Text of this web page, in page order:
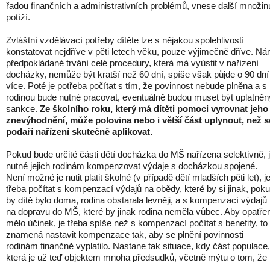
řadou finančních a administrativních problémů, vnese další
potíží.
Zvláštní vzdělávací potřeby dítěte lze s nějakou spolehlivostí
konstatovat nejdříve v pěti letech věku, pouze výjimečně dříve.
předpokládané trvání celé procedury, která má vyústit v nařízení
docházky, nemůže být kratší než 60 dní, spíše však půjde o 90
více. Poté je potřeba počítat s tím, že povinnost nebude plněna a s
rodinou bude nutné pracovat, eventuálně budou muset být
sankce. Ze školního roku, který má dítěti pomoci vyrovnat jeho
znevýhodnění, může polovina nebo i větší část uplynout, než
podaří nařízení skutečně aplikovat.
Pokud bude určité části dětí docházka do MŠ nařízena selektivně,
nutné jejich rodinám kompenzovat výdaje s docházkou spojené.
Není možné je nutit platit školné (v případě dětí mladších pěti let), je
třeba počítat s kompenzací výdajů na obědy, které by si jinak,
by dítě bylo doma, rodina obstarala levněji, a s kompenzací výdajů
na dopravu do MŠ, které by jinak rodina neměla vůbec. Aby
mělo účinek, je třeba spíše než s kompenzací počítat s benefity, to
znamená nastavit kompenzace tak, aby se plnění povinnosti
rodinám finančně vyplatilo. Nastane tak situace, kdy část populace,
která je už teď objektem mnoha předsudků, včetně mýtu o tom, že